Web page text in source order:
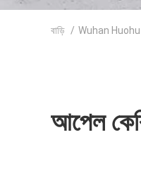
বাড়ি / Wuhan
আপেল